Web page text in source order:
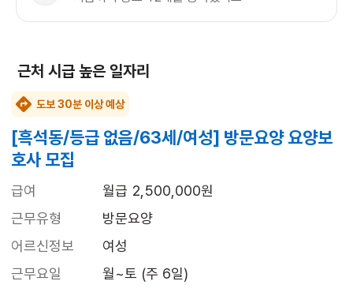
근처 시급 높은 일자리
도보 30분 이상 예상
[흑석동/등급 없음/63세/여성] 방문요양 요양보
호사 모집
급여
월급 2,500,000원
근무유형
방문요양
어르신정보
여성
근무요일
월~토 (주 6일)